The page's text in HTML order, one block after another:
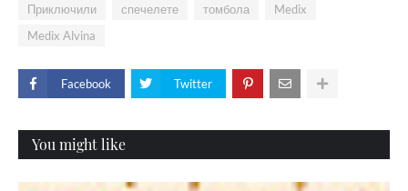
Приключили
спечелете томбола
Medix
Medix Alvina
Facebook Twitter
You might like